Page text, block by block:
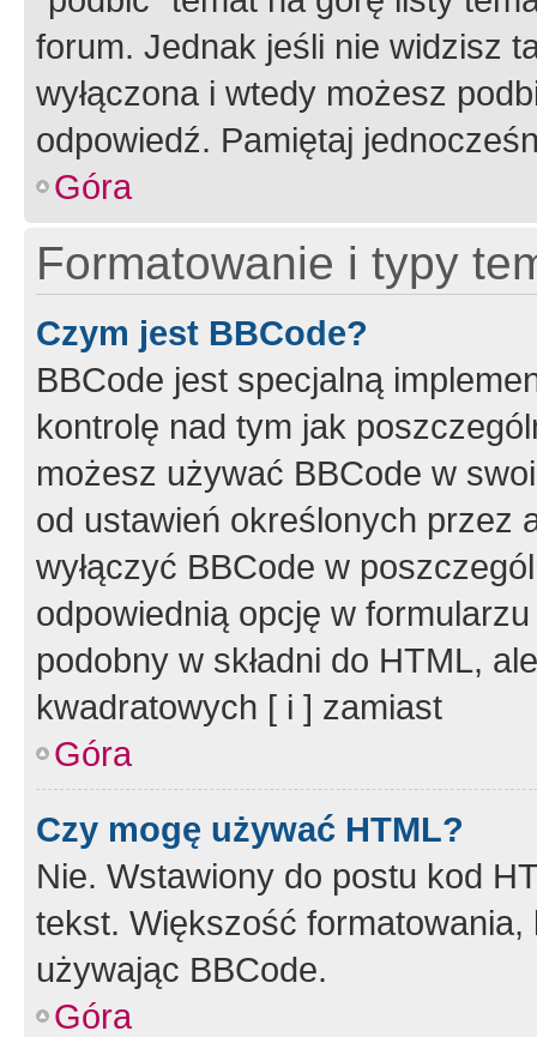
forum. Jednak jeśli nie widzisz
wyłączona i wtedy możesz
odpowiedź. Pamiętaj
Góra
Formatowanie i typy
Czym jest BBCode?
BBCode jest specjalną
kontrolę nad tym jak
możesz używać BBCode w
od ustawień określonych przez
wyłączyć BBCode w
odpowiednią opcję w
podobny w składni do HTML,
kwadratowych [ i ] zamiast
Góra
Czy mogę używać HTML?
Nie. Wstawiony do postu kod
tekst. Większość
używając BBCode.
Góra